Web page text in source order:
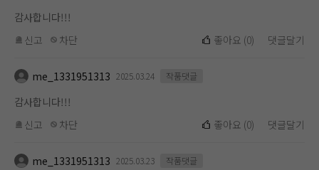
감사합니다!!!
신고
차단 좋아요 (0) 댓글달기
me_1331951313 2025.03.24 작품댓글
감사합니다!!!
신고
차단 좋아요 (0) 댓글달기
me_1331951313 2025.03.23 작품댓글